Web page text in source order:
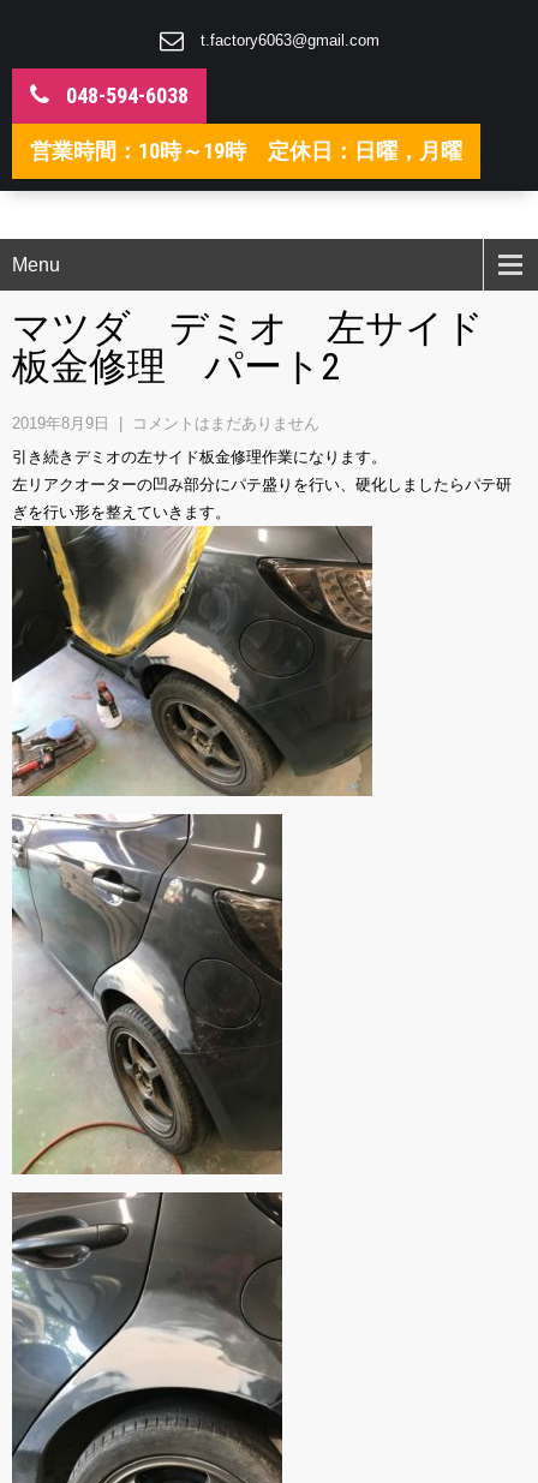
t.factory6063@gmail.com
048-594-6038
営業時間：10時～19時 定休日：日曜，月曜
Menu
マツダ デミオ 左サイド
板金修理 パート2
2019年8月9日
コメントはまだありません
引き続きデミオの左サイド板金修理作業になります。
左リアクオーターの凹み部分にパテ盛りを行い、硬化しましたらパテ研
ぎを行い形を整えていきます。